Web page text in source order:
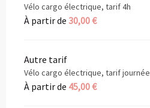
Vélo cargo électrique, tarif 4h
À partir de 30,00 €
Autre tarif
Vélo cargo électrique, tarif journée
À partir de 45,00 €